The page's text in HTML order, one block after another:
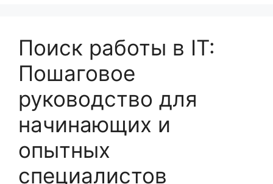
Поиск работы в IT:
Пошаговое
руководство для
начинающих и
опытных
специалистов